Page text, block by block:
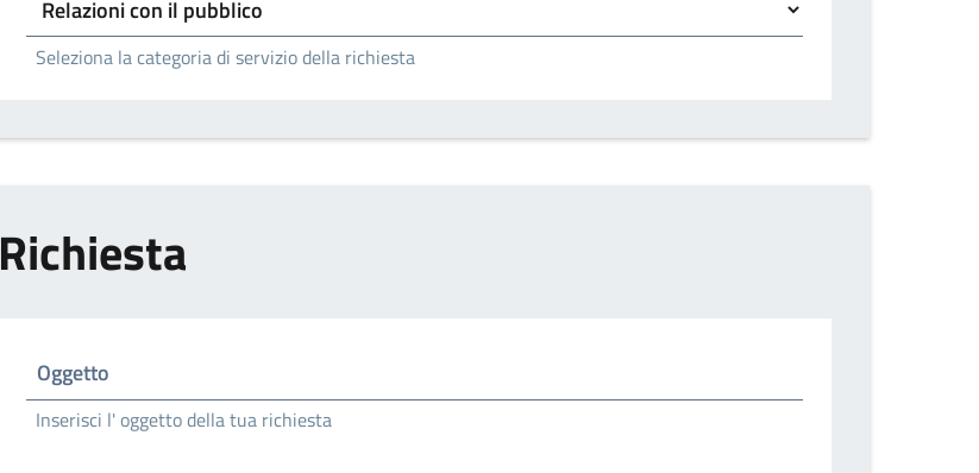
Seleziona la categoria di servizio della richiesta
Richiesta
Oggetto
Inserisci l' oggetto della tua richiesta